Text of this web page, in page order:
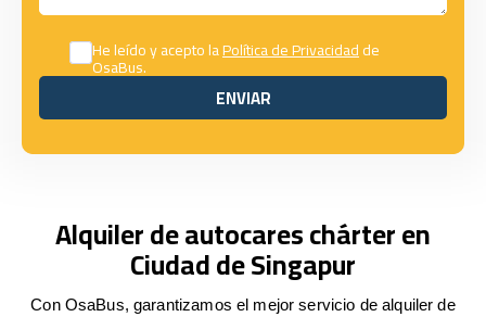
He leído y acepto laPolítica de Privacidadde
OsaBus.
ENVIAR
ENVIAR
Alquiler de autocares chárter en
Ciudad de Singapur
Con OsaBus, garantizamos el mejor servicio de alquiler de